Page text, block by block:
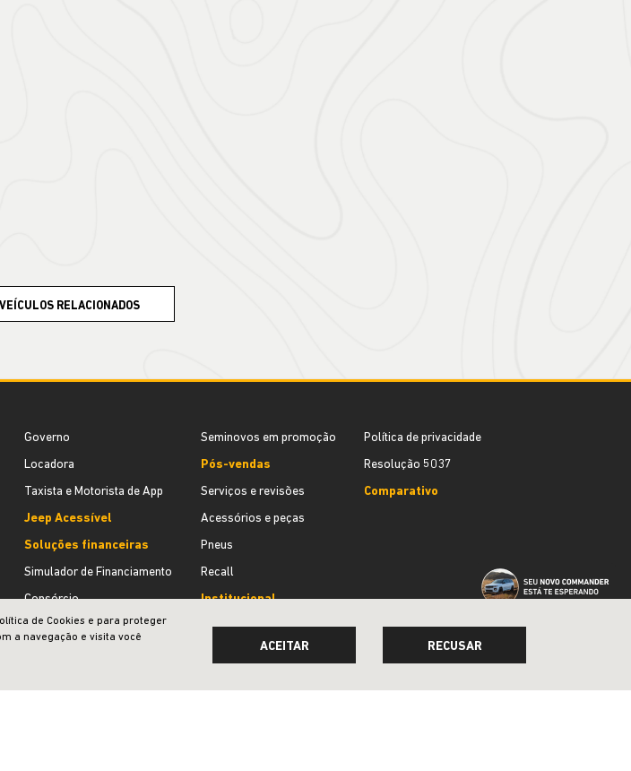
RELACIONADOS
Governo
Locadora
Taxista e Motorista de App
Jeep Acessível
Soluções financeiras
Simulador de Financiamento
Consórcio
Seguro
Seminovos em promoção
Pós-vendas
Serviços e revisões
Acessórios e peças
Pneus
Recall
Institucional
Quem somos
Política de privacidade
Resolução 5037
Comparativo
de Cookies e para proteger
a navegação e visita você
ACEITAR RECUSAR